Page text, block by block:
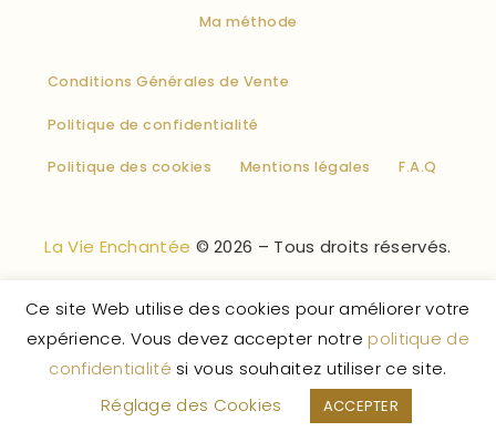
Ma méthode
Conditions Générales de Vente
Politique de confidentialité
Politique des cookies Mentions légales F.A.Q
La Vie Enchantée © 2026 – Tous droits réservés.
Ce site Web utilise des cookies pour améliorer votre
expérience. Vous devez accepter notre politique de
confidentialité si vous souhaitez utiliser ce site.
Réglage des Cookies
ACCEPTER